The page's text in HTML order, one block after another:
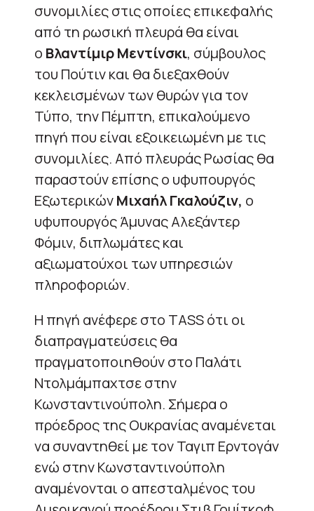
συνομιλίες στις οποίες επικεφαλής
από τη ρωσική πλευρά θα είναι
ο Βλαντίμιρ Μεντίνσκι, σύμβουλος
του Πούτιν και θα διεξαχθούν
κεκλεισμένων των θυρών για τον
Τύπο, την Πέμπτη, επικαλούμενο
πηγή που είναι εξοικειωμένη με τις
συνομιλίες. Από πλευράς Ρωσίας θα
παραστούν επίσης ο υφυπουργός
ΕξωτερικώνΜιχαήλ Γκαλούζιν, ο
υφυπουργός Άμυνας Αλεξάντερ
Φόμιν, διπλωμάτες και
αξιωματούχοι των υπηρεσιών
πληροφοριών.
Η πηγή ανέφερε στο TASS ότι οι
διαπραγματεύσεις θα
πραγματοποιηθούν στο Παλάτι
Ντολμάμπαχτσε στην
Κωνσταντινούπολη. Σήμερα ο
πρόεδρος της Ουκρανίας αναμένεται
να συναντηθεί με τον Ταγιπ Ερντογάν
ενώ στην Κωνσταντινούπολη
αναμένονται ο απεσταλμένος του